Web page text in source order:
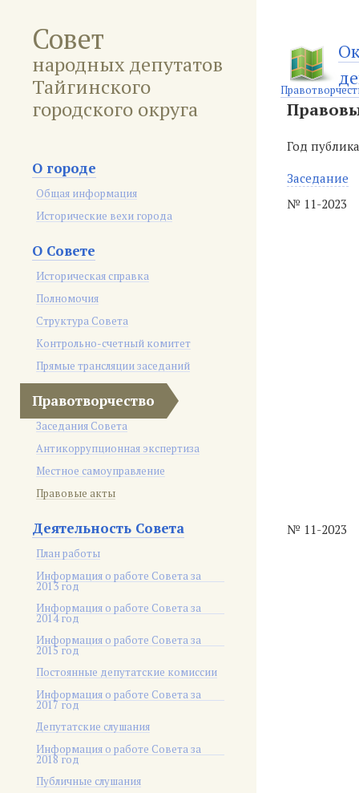
Совет
народных депутатов
Тайгинского
городского округа
О городе
Общая информация
Исторические вехи города
О Совете
Историческая справка
Полномочия
Структура Совета
Контрольно-счетный комитет
Прямые трансляции заседаний
Правотворчество
Заседания Совета
Антикоррупционная экспертиза
Местное самоуправление
Правовые акты
Деятельность Совета
План работы
Информация о работе Совета за
2013 год
Информация о работе Совета за
2014 год
Информация о работе Совета за
2015 год
Постоянные депутатские комиссии
Информация о работе Совета за
2017 год
Депутатские слушания
Информация о работе Совета за
2018 год
Публичные слушания
Год
Заседание
№ 11-2023
№ 11-2023